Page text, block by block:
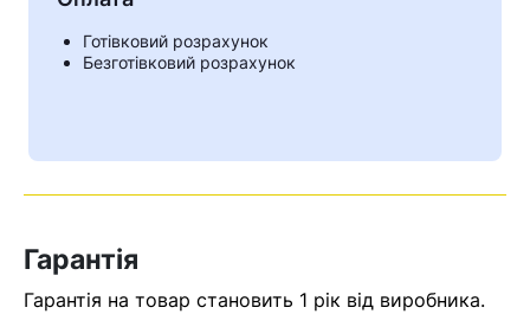
Готівковий розрахунок
Безготівковий розрахунок
Гарантія
Гарантія на товар становить 1 рік від виробника.